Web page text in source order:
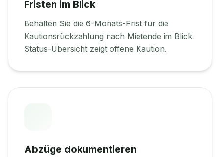
Fristen im Blick
Behalten Sie die 6-Monats-Frist für die
Kautionsrückzahlung nach Mietende im Blick.
Status-Übersicht zeigt offene Kaution.
Abzüge dokumentieren